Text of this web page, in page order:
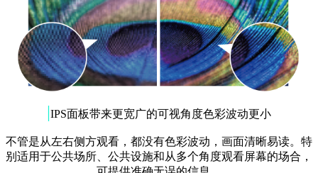
|IPS面板带来更宽广的可视角度色彩波动更小
不管是从左右侧方观看，都没有色彩波动，画面清晰易读。特
别适用于公共场所、公共设施和从多个角度观看屏幕的场合，